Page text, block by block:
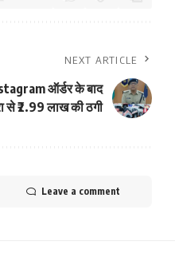
NEXT ARTICLE
ऑर्डर के बाद
से ₹2.99 लाख की ठगी
Leave a comment